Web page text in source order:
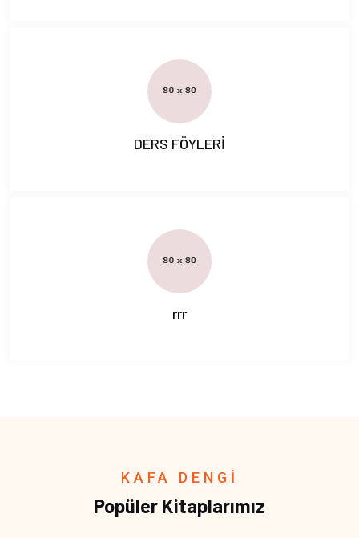
DERS FÖYLERİ
rrr
KAFA DENGİ
Popüler Kitaplarımız